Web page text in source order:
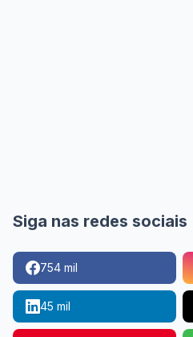
Siga nas redes sociais
754 mil
45 mil